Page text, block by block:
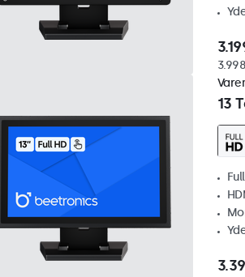
13